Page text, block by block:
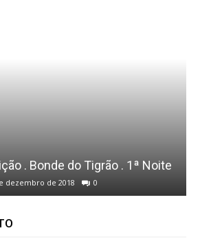
Anos da Power Gym!
novembro de 2024 0